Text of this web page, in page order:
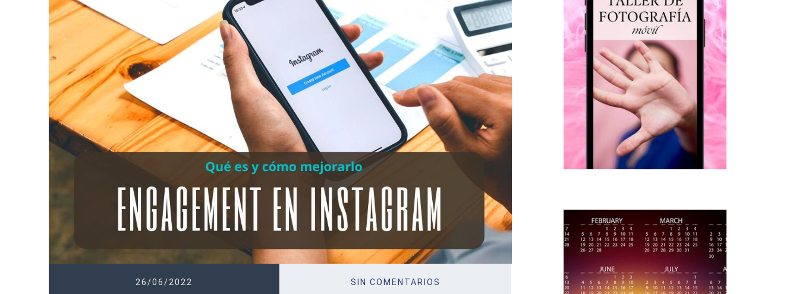
26/06/2022 SIN COMENTARIOS